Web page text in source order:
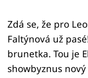
Zdá se, že pro
Faltýnová už
brunetka. Tou je
showbyznus